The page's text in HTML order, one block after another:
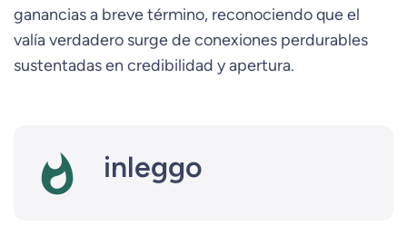
ganancias a breve término, reconociendo que el
valía verdadero surge de conexiones perdurables
sustentadas en credibilidad y apertura.
inleggo